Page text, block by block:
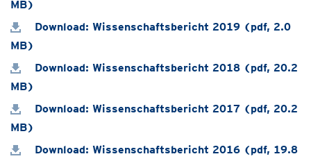
MB)
Download: Wissenschaftsbericht 2019 (pdf, 2.0
MB)
Download: Wissenschaftsbericht 2018 (pdf, 20.2
MB)
Download: Wissenschaftsbericht 2017 (pdf, 20.2
MB)
Download: Wissenschaftsbericht 2016 (pdf, 19.8